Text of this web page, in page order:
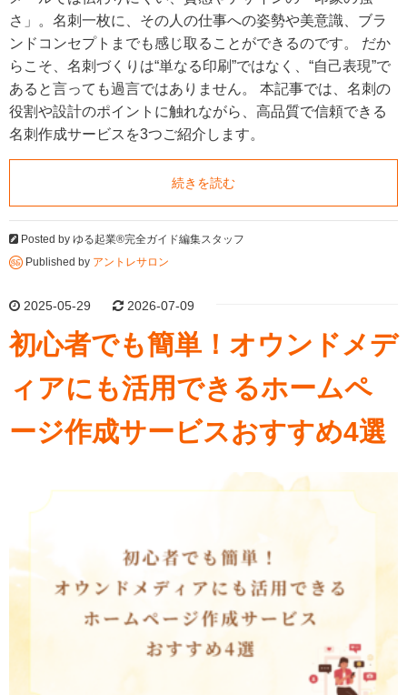
さ」。名刺一枚に、その人の仕事への姿勢や美意識、ブラ
ンドコンセプトまでも感じ取ることができるのです。 だか
らこそ、名刺づくりは“単なる印刷”ではなく、“自己表現”で
あると言っても過言ではありません。 本記事では、名刺の
役割や設計のポイントに触れながら、高品質で信頼できる
名刺作成サービスを3つご紹介します。
続きを読む
Posted by ゆる起業®完全ガイド編集スタッフ
Published by アントレサロン
2025-05-29 2026-07-09
初心者でも簡単！オウンドメデ
ィアにも活用できるホームペ
ージ作成サービスおすすめ4選